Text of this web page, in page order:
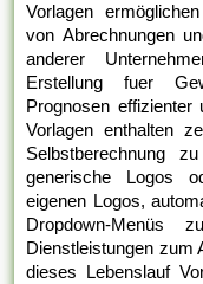
Vorlagen
von Abrechnungen
anderer
Erstellung fuer
Prognosen effizienter
Vorlagen enthalten
Selbstberechnung
generische Logos
eigenen Logos,
Dropdown-Menüs
Dienstleistungen zum
dieses Lebenslauf